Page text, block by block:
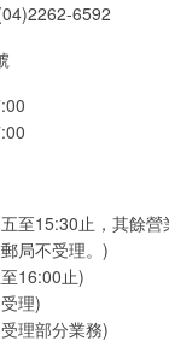
6592
至15:30止，其餘
局不受理。)
16:00止)
理)
理部分業務)